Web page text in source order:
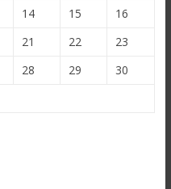
14 15
16
21 22
23
28 29
30